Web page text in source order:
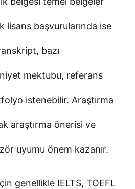
lisans başvurularında ise
bazı
mektubu, referans
istenebilir. Araştırma
araştırma önerisi ve
uyumu önem kazanır.
genellikle IELTS, TOEFL